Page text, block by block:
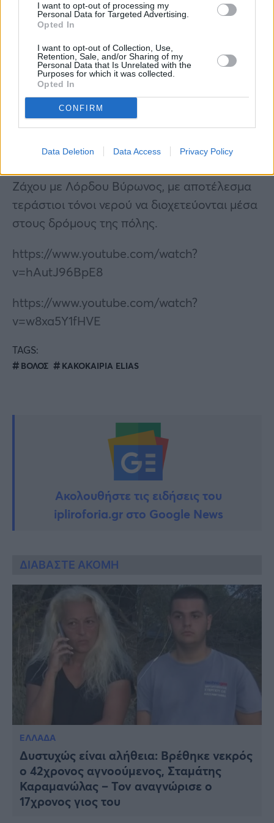
I want to opt-out of processing my
Personal Data for Targeted Advertising.
Opted In
I want to opt-out of Collection, Use,
Retention, Sale, and/or Sharing of my
Personal Data that Is Unrelated with the
Purposes for which it was collected.
Opted In
CONFIRM
Data Deletion Data Access Privacy Policy
επικίνδυνων καιρικών φαινομένων».
Το μεγαλύτερο πρόβλημα στον Βόλο
δημιουργήθηκε από το γεγονός ότι ο
Κραυσίδωνας υπερχείλισε και «έσπασε»
λόγω της κακοκαιρίας Elias, πλημμυρίζοντας
σπίτια και παρασύροντας αυτοκίνητα.
Ο Κραυσίδωνας «έσπασε» στο ύψος της
Ζάχου με Λόρδου Βύρωνος, με αποτέλεσμα
τεράστιοι τόνοι νερού να διοχετεύονται μέσα
στους δρόμους της πόλης.
https://www.youtube.com/watch?
v=hAutJ96BpE8
https://www.youtube.com/watch?
v=w8xa5Y1fHVE
TAGS:
ΒΟΛΟΣ ΚΑΚΟΚΑΙΡΙΑ ELIAS
Ακολουθήστε τις ειδήσεις του
ipliroforia.gr στο Google News
ΔΙΑΒΑΣΤΕ ΑΚΟΜΗ
ΕΛΛΑΔΑ
Δυστυχώς είναι αλήθεια: Βρέθηκε νεκρός
ο 42χρονος αγνοούμενος, Σταμάτης
Καραμανώλας – Τον αναγνώρισε ο
17χρονος γιος του